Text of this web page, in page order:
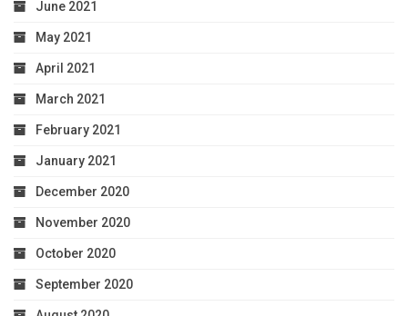
June 2021
May 2021
April 2021
March 2021
February 2021
January 2021
December 2020
November 2020
October 2020
September 2020